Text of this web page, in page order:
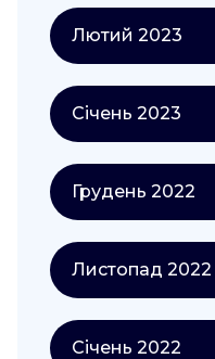
Лютий 2023
Січень 2023
Грудень 2022
Листопад 2022
Січень 2022